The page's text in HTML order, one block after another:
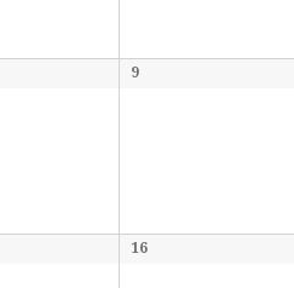
9
16